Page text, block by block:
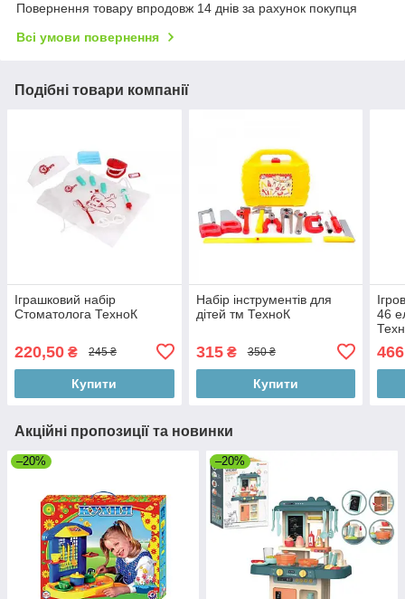
Повернення товару впродовж 14 днів за рахунок покупця
Всі умови повернення
Подібні товари компанії
Іграшковий набір
Стоматолога ТехноК
220,50 ₴ 245 ₴
Купити
Набір інструментів для
дітей тм ТехноК
315₴ 350 ₴
Купити
46
Акційні пропозиції та новинки
–20% –20%